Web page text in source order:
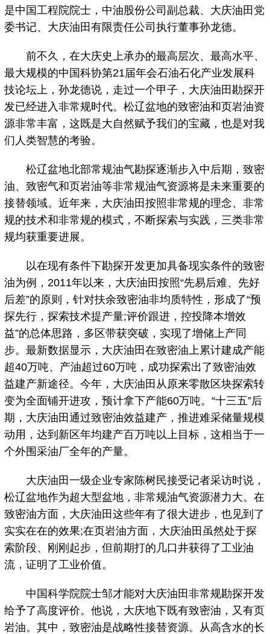
是中国工程院院士，中油股份公司副总裁、大庆油田党
委书记、大庆油田有限责任公司执行董事孙龙德。
前不久，在大庆史上承办的最高层次、最高水平、
最大规模的中国科协第21届年会石油石化产业发展科
技论坛上，孙龙德说，走过一个甲子，大庆油田勘探开
发已经进入非常规时代。松辽盆地的致密油和页岩油资
源非常丰富，这既是大自然赋予我们的宝藏，也是对我
们人类智慧的考验。
松辽盆地北部常规油气勘探逐渐步入中后期，致密
油、致密气和页岩油等非常规油气资源将是未来重要的
接替领域。近年来，大庆油田按照非常规的理念、非常
规的技术和非常规的模式，不断探索与实践，三类非常
规均获重要进展。
以在现有条件下勘探开发更加具备现实条件的致密
油为例，2011年以来，大庆油田按照“先易后难、先好
后差”的原则，针对扶余致密油非均质特性，形成了“预
探先行，探索技术提产量;评价跟进，控投降本增效
益”的总体思路，多区带获突破，实现了增储上产同
步。最新数据显示，大庆油田在致密油上累计建成产能
超40万吨、产油超过60万吨，成功探索出了致密油效
益建产新途径。今年，大庆油田从原来零散区块探索转
变为全面铺开进攻，预计拿下产能60万吨。“十三五”后
期，大庆油田通过致密油效益建产，推进难采储量规模
动用，达到新区年均建产百万吨以上目标，这相当于一
个外围采油厂全年的产量。
大庆油田一级企业专家陈树民接受记者采访时说，
松辽盆地作为超大型盆地，非常规油气资源潜力大。在
致密油方面，大庆油田这些年有了很大进步，也见到了
实实在在的效果;在页岩油方面，大庆油田虽然处于探
索阶段、刚刚起步，但前期打的几口井获得了工业油
流，证明了工业价值。
中国科学院院士邹才能对大庆油田非常规勘探开发
给予了高度评价。他说，大庆地下既有致密油，又有页
岩油。其中，致密油是战略性接替资源。从高含水的长